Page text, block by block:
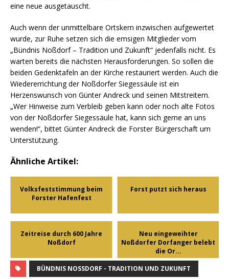
eine neue ausgetauscht.
Auch wenn der unmittelbare Ortskern inzwischen aufgewertet
wurde, zur Ruhe setzen sich die emsigen Mitglieder vom
„Bündnis Noßdorf – Tradition und Zukunft“ jedenfalls nicht. Es
warten bereits die nächsten Herausforderungen. So sollen die
beiden Gedenktafeln an der Kirche restauriert werden. Auch die
Wiedererrichtung der Noßdorfer Siegessäule ist ein
Herzenswunsch von Günter Andreck und seinen Mitstreitern.
„Wer Hinweise zum Verbleib geben kann oder noch alte Fotos
von der Noßdorfer Siegessäule hat, kann sich gerne an uns
wenden!“, bittet Günter Andreck die Forster Bürgerschaft um
Unterstützung.
Ähnliche Artikel:
Volksfeststimmung beim
Forster Hafenfest
Forst putzt sich heraus
Zeitreise durch 600 Jahre
Noßdorf
Neu eingeweihter
Noßdorfer Dorfanger belebt
die Or...
BÜNDNIS NOSSDORF - TRADITION UND ZUKUNFT